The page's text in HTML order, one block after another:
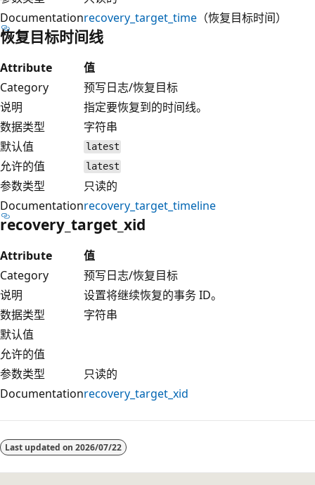
Documentationrecovery_target_time （恢复目标时间）
恢复目标时间线
Attribute
值
Category
预写日志/恢复目标
说明
指定要恢复到的时间线。
数据类型
字符串
默认值
latest
允许的值 latest
参数类型
只读的
Documentationrecovery_target_timeline
recovery_target_xid
Attribute
值
Category
预写日志/恢复目标
说明
设置将继续恢复的事务 ID。
数据类型
字符串
默认值
允许的值
参数类型
只读的
Documentationrecovery_target_xid
Last updated on 2026/07/22